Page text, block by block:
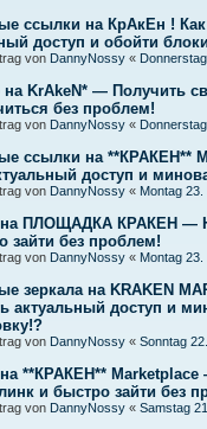
ссылки на КрАкЕн !
доступ и обойти
von DannyNossy «
на KrAkeN* — Получить
без проблем!
von DannyNossy «
ссылки на **КРАКЕН**
доступ и
von DannyNossy « Montag
ПЛОЩАДКА КРАКЕН —
зайти без проблем!
von DannyNossy « Montag
зеркала на KRAKEN
актуальный доступ и
von DannyNossy « Sonntag
**КРАКЕН**
и быстро зайти без
von DannyNossy « Samstag